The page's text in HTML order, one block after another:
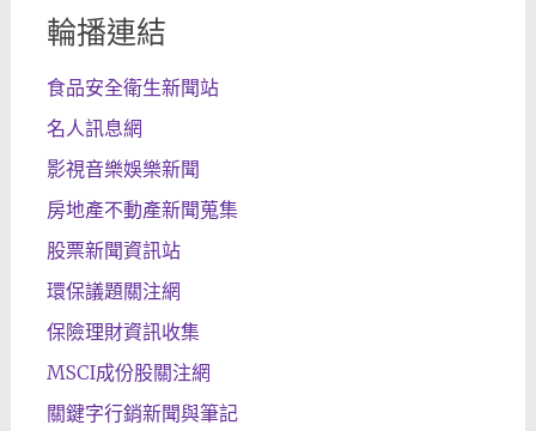
輪播連結
食品安全衛生新聞站
名人訊息網
影視音樂娛樂新聞
房地產不動產新聞蒐集
股票新聞資訊站
環保議題關注網
保險理財資訊收集
MSCI成份股關注網
關鍵字行銷新聞與筆記